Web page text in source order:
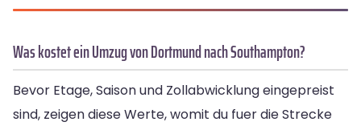
Was kostet ein Umzug von Dortmund nach Southampton?
Bevor Etage, Saison und Zollabwicklung eingepreist
sind, zeigen diese Werte, womit du fuer die Strecke